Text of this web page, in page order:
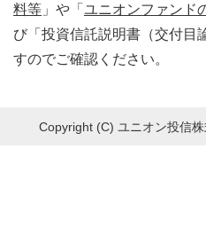
料等 」や「 ユニオンファンド
び「投資信託説明書（交付目
すのでご確認ください。
Copyright (C) ユニオン投信